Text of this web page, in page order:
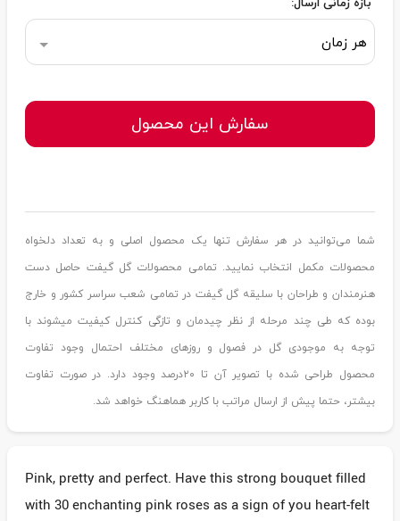
بازه زمانی ارسال:
هر زمان
سفارش این محصول
شما می‌توانید در هر سفارش تنها یک محصول اصلی و به تعداد دلخواه
محصولات مکمل انتخاب نمایید. تمامی محصولات گل گیفت حاصل دست
هنرمندان و طراحان با سلیقه گل گیفت در تمامی شعب سراسر کشور و خارج
بوده که طی چند مرحله از نظر چیدمان و تازگی کنترل کیفیت میشوند با
توجه به موجودی گل در فصول و روزهای مختلف احتمال وجود تفاوت
محصول طراحی شده با تصویر آن تا ۲۰درصد وجود دارد. در صورت تفاوت
بیشتر، حتما پیش از ارسال مراتب با کاربر هماهنگ خواهد شد.
Pink, pretty and perfect. Have this strong bouquet filled
with 30 enchanting pink roses as a sign of you heart-felt